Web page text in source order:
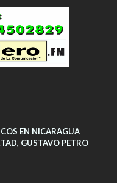
EN NICARAGUA
GUSTAVO PETRO